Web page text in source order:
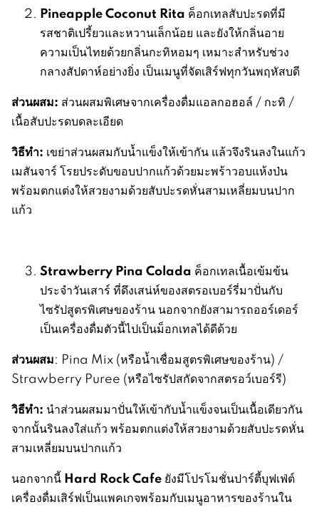
Pineapple Coconut Rita ค็อกเทลสับปะรดที่มี
รสชาติเปรี้ยวและหวานเล็กน้อย และยังให้กลิ่นอาย
ความเป็นไทยด้วยกลิ่นกะทิหอมๆ เหมาะสำหรับช่วง
กลางสัปดาห์อย่างยิ่ง เป็นเมนูที่จัดเสิร์ฟทุกวันพฤหัสบดี
ส่วนผสม: ส่วนผสมพิเศษจากเครื่องดื่มแอลกอฮอล์ / กะทิ /
เนื้อสับปะรดบดละเอียด
วิธีทำ: เขย่าส่วนผสมกับน้ำแข็งให้เข้ากัน แล้วจึงรินลงในแก้ว
เมสันจาร์ โรยประดับขอบปากแก้วด้วยมะพร้าวอบแห้งป่น
พร้อมตกแต่งให้สวยงามด้วยสับปะรดหั่นสามเหลี่ยมบนปาก
แก้ว
Strawberry Pina Colada ค็อกเทลเนื้อเข้มข้น
ประจำวันเสาร์ ที่ดึงเสน่ห์ของสตรอเบอร์รี่มาปั่นกับ
ไซรัปสูตรพิเศษของร้าน นอกจากยังสามารถออร์เดอร์
เป็นเครื่องดื่มตัวนี้ไปเป็นม็อกเทลได้ดีด้วย
ส่วนผสม: Pina Mix (หรือน้ำเชื่อมสูตรพิเศษของร้าน) /
Strawberry Puree (หรือไซรัปสกัดจากสตรอว์เบอร์รี)
วิธีทำ: นำส่วนผสมมาปั่นให้เข้ากับน้ำแข็งจนเป็นเนื้อเดียวกัน
จากนั้นรินลงใส่แก้ว พร้อมตกแต่งให้สวยงามด้วยสับปะรดหั่น
สามเหลี่ยมบนปากแก้ว
นอกจากนี้ Hard Rock Cafe ยังมีโปรโมชั่นปาร์ตี้บุฟเฟ่ต์
เครื่องดื่มเสิร์ฟเป็นแพคเกจพร้อมกับเมนูอาหารของร้านใน